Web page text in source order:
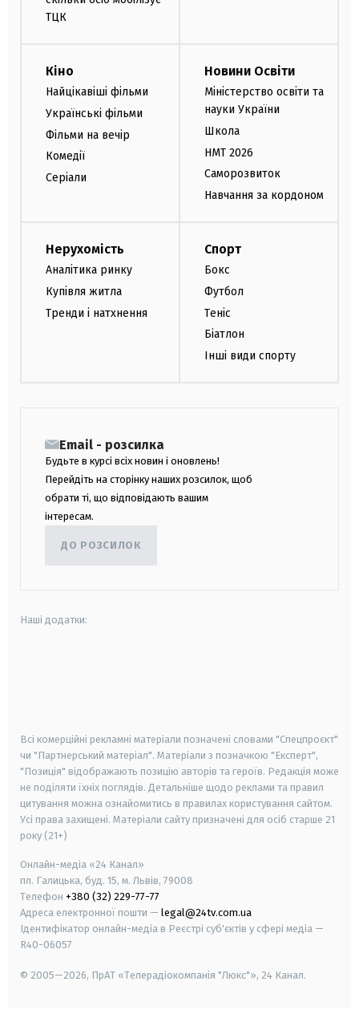
ТЦК
Кіно
Найцікавіші фільми
Українські фільми
Фільми на вечір
Комедії
Серіали
Новини Освіти
Міністерство освіти та
науки України
Школа
НМТ 2026
Саморозвиток
Навчання за кордоном
Нерухомість
Аналітика ринку
Купівля житла
Тренди і натхнення
Спорт
Бокс
Футбол
Теніс
Біатлон
Інші види спорту
Email - розсилка
Будьте в курсі всіх новин і оновлень!
Перейдіть на сторінку наших розсилок, щоб
обрати ті, що відповідають вашим
інтересам.
ДО РОЗСИЛОК
Наші додатки:
Всі комерційні рекламні матеріали позначені словами "Спецпроєкт"
чи "Партнерський матеріал". Матеріали з позначкою "Експерт",
"Позиція" відображають позицію авторів та героїв. Редакція може
не поділяти їхніх поглядів. Детальніше щодо реклами та правил
цитування можна ознайомитись в правилах користування сайтом.
Усі права захищені. Матеріали сайту призначені для осіб старше 21
року (21+)
Онлайн-медіа «24 Канал»
пл. Галицька, буд. 15, м. Львів, 79008
Телефон +380 (32) 229-77-77
Адреса електронної пошти — legal@24tv.com.ua
Ідентифікатор онлайн-медіа в Реєстрі суб'єктів у сфері медіа —
R40-06057
© 2005—2026, ПрАТ «Телерадіокомпанія "Люкс"», 24 Канал.